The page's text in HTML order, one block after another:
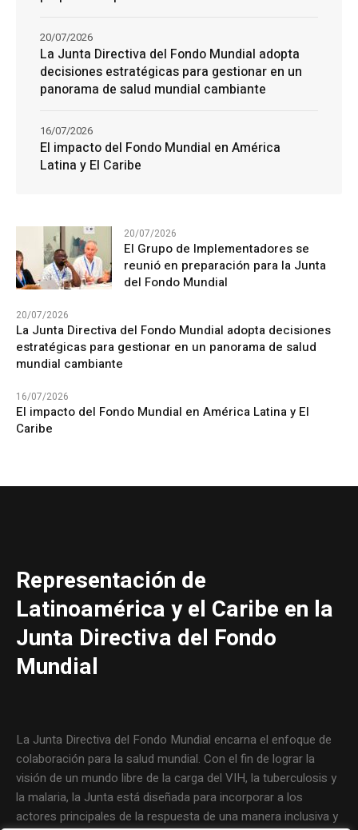
La Junta Directiva del Fondo Mundial adopta
decisiones estratégicas para gestionar en un
panorama de salud mundial cambiante
20/07/2026
El impacto del Fondo Mundial en América
Latina y El Caribe
16/07/2026
20/07/2026
El Grupo de Implementadores se
reunió en preparación para la Junta
del Fondo Mundial
20/07/2026
La Junta Directiva del Fondo Mundial adopta decisiones
estratégicas para gestionar en un panorama de salud
mundial cambiante
16/07/2026
El impacto del Fondo Mundial en América Latina y El
Caribe
Representación de
Latinoamérica y el Caribe en la
Junta Directiva del Fondo
Mundial
La Junta Directiva del Fondo Mundial encarna el enfoque de
colaboración para la salud mundial. Con el fin de lograr la
visión de un mundo libre de la carga del VIH, la tuberculosis y
la malaria, la Junta está diseñada para incorporar a los
actores principales de la respuesta de una manera inclusiva y